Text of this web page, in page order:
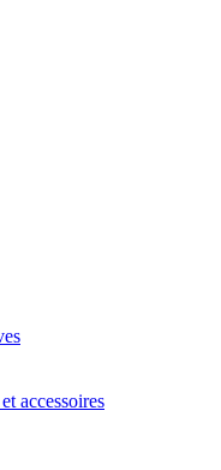
accessoires